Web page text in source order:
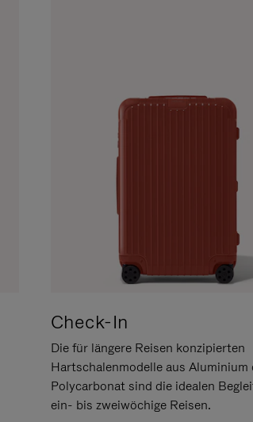
Check-In
Die für längere Reisen konzipierten
Hartschalenmodelle aus Aluminium
Polycarbonat sind die idealen
ein- bis zweiwöchige Reisen.